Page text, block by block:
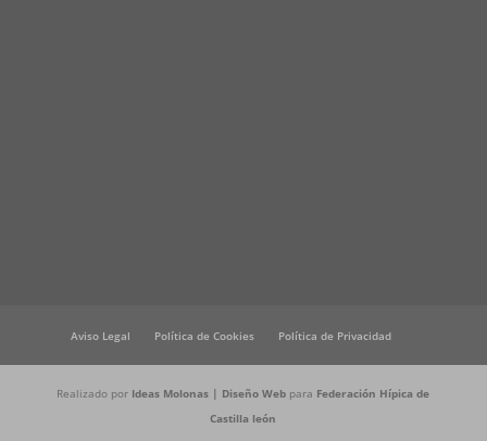
Aviso Legal Política de Cookies Política de Privacidad
Realizado por Ideas Molonas | Diseño Web para Federación Hípica de
Castilla león